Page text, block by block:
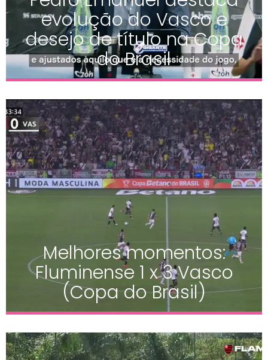
evolução do Vasco e
desejo de título na Copa
do Brasil
Melhores momentos:
Fluminense 1 x 3 Vasco
(Copa do Brasil)